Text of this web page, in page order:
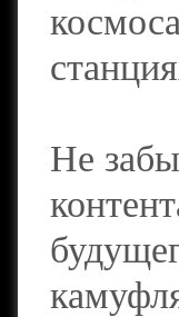
Не